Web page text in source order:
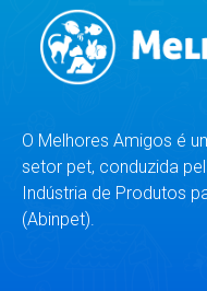
O Melhores Amigos é
setor pet, conduzida
Indústria de Produtos
(Abinpet).